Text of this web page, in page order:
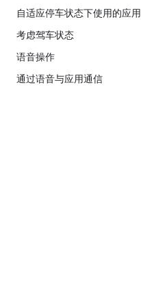
自适应停车状态下使用的应用
考虑驾车状态
语音操作
通过语音与应用通信